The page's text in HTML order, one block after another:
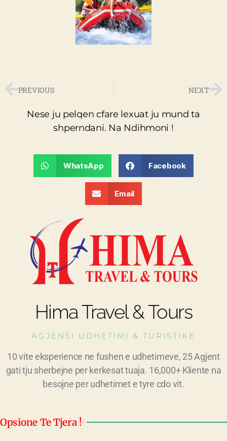
PREVIOUS NEXT
Nese ju pelqen cfare lexuat ju mund ta
shperndani. Na Ndihmoni !
WhatsApp Facebook
Email
Hima Travel & Tours
AGJENSI UDHETIMI & TURISTIKE
10 vite eksperience ne fushen e udhetimeve, 25 Agjent
gati tju sherbejne per kerkesat tuaja. 16,000+ Kliente na
besojne per udhetimet e tyre cdo vit.
Opsione Te Tjera !